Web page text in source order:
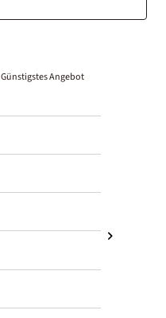
Günstigstes Angebot